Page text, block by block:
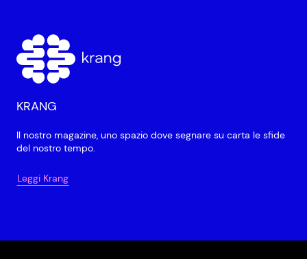
KRANG
Il nostro magazine, uno spazio dove segnare su carta le sfide
del nostro tempo.
Leggi Krang